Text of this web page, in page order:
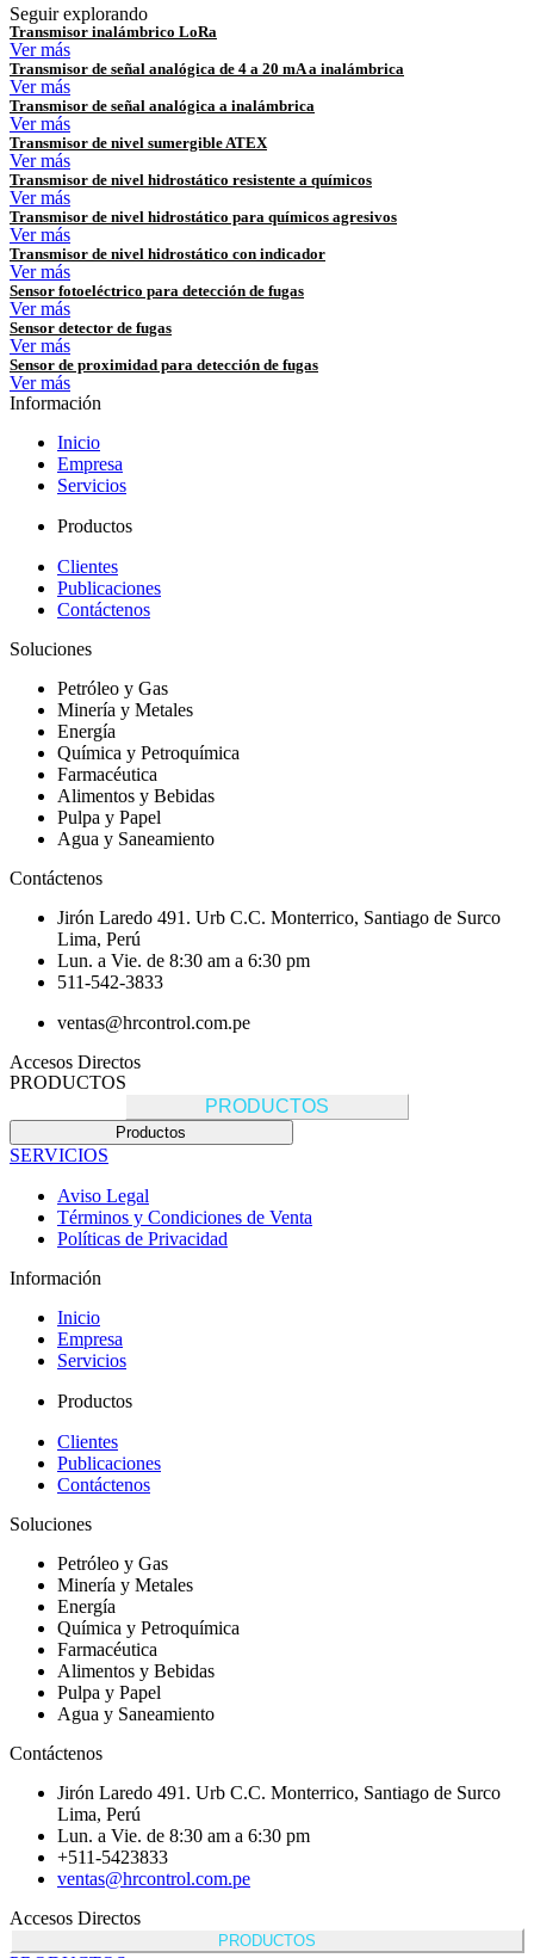
Seguir explorando
Transmisor inalámbrico LoRa
Ver más
Transmisor de señal analógica de 4 a 20 mA a inalámbrica
Ver más
Transmisor de señal analógica a inalámbrica
Ver más
Transmisor de nivel sumergible ATEX
Ver más
Transmisor de nivel hidrostático resistente a químicos
Ver más
Transmisor de nivel hidrostático para químicos agresivos
Ver más
Transmisor de nivel hidrostático con indicador
Ver más
Sensor fotoeléctrico para detección de fugas
Ver más
Sensor detector de fugas
Ver más
Sensor de proximidad para detección de fugas
Ver más
Información
Inicio
Empresa
Servicios
Productos
Clientes
Publicaciones
Contáctenos
Soluciones
Petróleo y Gas
Minería y Metales
Energía
Química y Petroquímica
Farmacéutica
Alimentos y Bebidas
Pulpa y Papel
Agua y Saneamiento
Contáctenos
Jirón Laredo 491. Urb C.C. Monterrico, Santiago de Surco
Lima, Perú
Lun. a Vie. de 8:30 am a 6:30 pm
511-542-3833
ventas@hrcontrol.com.pe
Accesos Directos
PRODUCTOS
PRODUCTOS
Productos
SERVICIOS
Aviso Legal
Términos y Condiciones de Venta
Políticas de Privacidad
Información
Inicio
Empresa
Servicios
Productos
Clientes
Publicaciones
Contáctenos
Soluciones
Petróleo y Gas
Minería y Metales
Energía
Química y Petroquímica
Farmacéutica
Alimentos y Bebidas
Pulpa y Papel
Agua y Saneamiento
Contáctenos
Jirón Laredo 491. Urb C.C. Monterrico, Santiago de Surco
Lima, Perú
Lun. a Vie. de 8:30 am a 6:30 pm
+511-5423833
ventas@hrcontrol.com.pe
Accesos Directos
PRODUCTOS